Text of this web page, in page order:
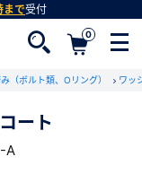
まで受付
0
（ボルト類、Oリング） ワッ
ート
A
ロード
ドをします。
方